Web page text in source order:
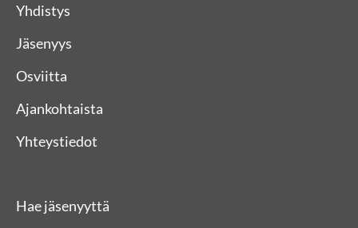
Yhdistys
Jäsenyys
Osviitta
Ajankohtaista
Yhteystiedot
Hae jäsenyyttä